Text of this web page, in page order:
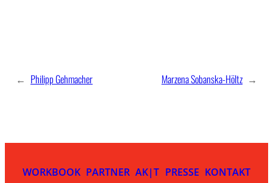
← Philipp Gehmacher Marzena Sobanska-Höltz →
WORKBOOK PARTNER AK|T PRESSE KONTAKT